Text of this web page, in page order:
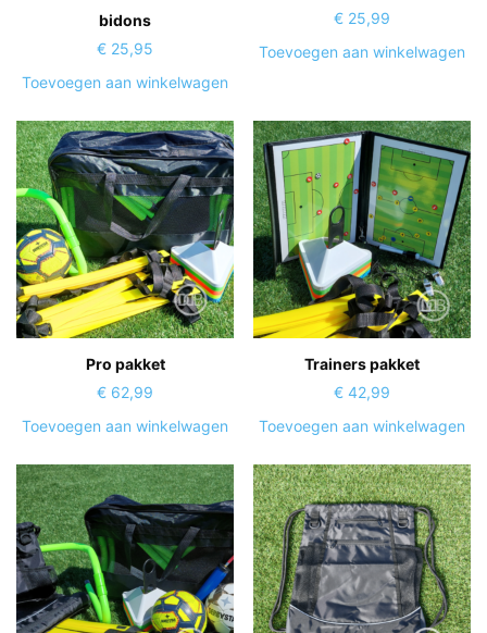
bidons
€ 25,95
Toevoegen aan winkelwagen
€25,99
Toevoegen aan winkelwagen
Pro pakket
€ 62,99
Toevoegen aan winkelwagen
Trainers pakket
€42,99
Toevoegen aan winkelwagen